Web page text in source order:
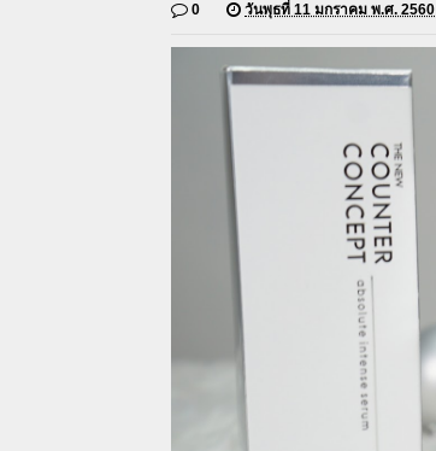
0 วันพุธที่ 11 มกราคม พ.ศ. 2560